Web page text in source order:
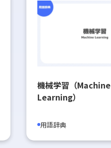
機械学習（Machine
Learning）
用語辞典